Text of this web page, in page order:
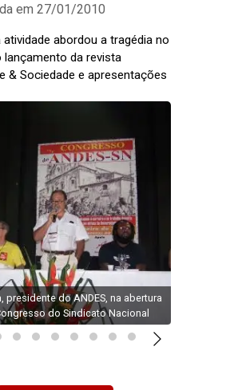
em 27/01/2010
atividade abordou a tragédia no
lançamento da revista
& Sociedade e apresentações
presidente do ANDES, na abertura
do Sindicato Nacional